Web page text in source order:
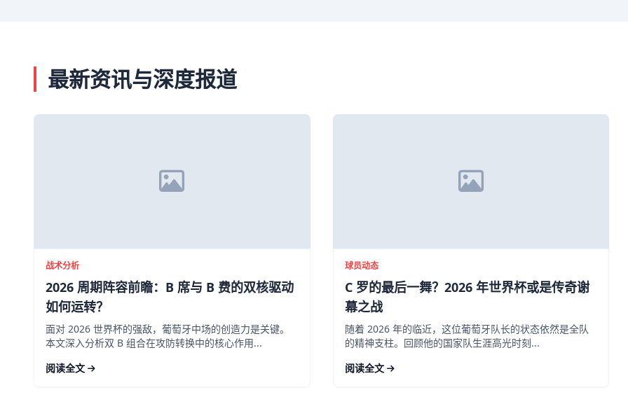
最新资讯与深度报道
战术分析
2026 周期阵容前瞻：B 席与 B 费的双核驱动
如何运转？
面对 2026 世界杯的强敌，葡萄牙中场的创造力是关键。
本文深入分析双 B 组合在攻防转换中的核心作用...
阅读全文
球员动态
C 罗的最后一舞？2026 年世界杯或是传奇谢
幕之战
随着 2026 年的临近，这位葡萄牙队长的状态依然是全队
的精神支柱。回顾他的国家队生涯高光时刻...
阅读全文